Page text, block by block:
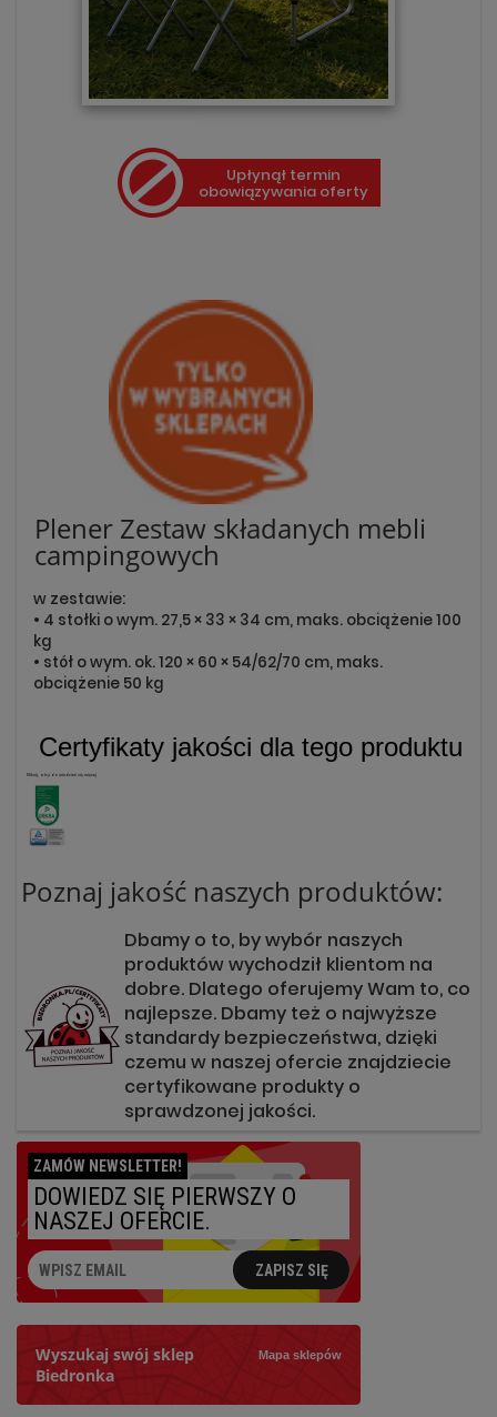
Upłynął termin
obowiązywania oferty
Plener Zestaw składanych mebli
campingowych
w zestawie:
• 4 stołki o wym. 27,5 × 33 × 34 cm, maks. obciążenie 100
kg
• stół o wym. ok. 120 × 60 × 54/62/70 cm, maks.
obciążenie 50 kg
Certyfikaty jakości dla tego produktu
Kliknij, aby dowiedzieć się więcej
Poznaj jakość naszych produktów:
Dbamy o to, by wybór naszych
produktów wychodził klientom na
dobre. Dlatego oferujemy Wam to, co
najlepsze. Dbamy też o najwyższe
standardy bezpieczeństwa, dzięki
czemu w naszej ofercie znajdziecie
certyfikowane produkty o
sprawdzonej jakości.
ZAMÓW NEWSLETTER!
DOWIEDZ SIĘ PIERWSZY O
NASZEJ OFERCIE.
ZAPISZ SIĘ
Wyszukaj swój sklep
Biedronka
Mapa sklepów